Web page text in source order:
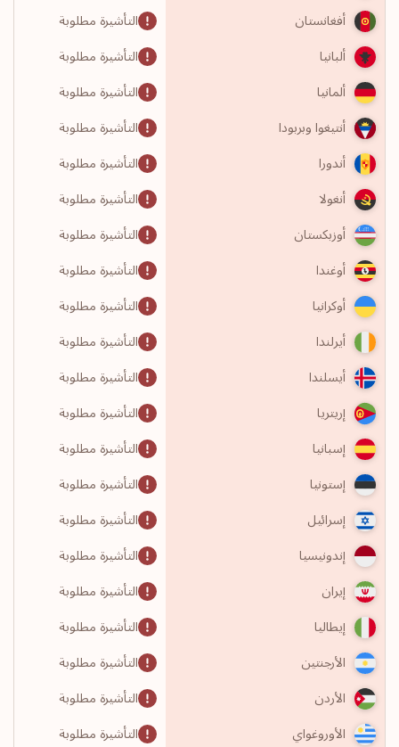
أفغانستان
التأشيرة مطلوبة
ألبانيا
التأشيرة مطلوبة
ألمانيا
التأشيرة مطلوبة
أنتيغوا وبربودا
التأشيرة مطلوبة
أندورا
التأشيرة مطلوبة
أنغولا
التأشيرة مطلوبة
أوزبكستان
التأشيرة مطلوبة
أوغندا
التأشيرة مطلوبة
أوكرانيا
التأشيرة مطلوبة
أيرلندا
التأشيرة مطلوبة
أيسلندا
التأشيرة مطلوبة
إريتريا
التأشيرة مطلوبة
إسبانيا
التأشيرة مطلوبة
إستونيا
التأشيرة مطلوبة
إسرائيل
التأشيرة مطلوبة
إندونيسيا
التأشيرة مطلوبة
إيران
التأشيرة مطلوبة
إيطاليا
التأشيرة مطلوبة
الأرجنتين
التأشيرة مطلوبة
الأردن
التأشيرة مطلوبة
الأوروغواي
التأشيرة مطلوبة